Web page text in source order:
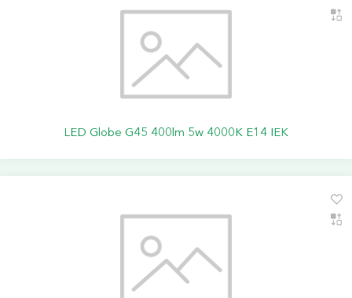
LED Globe G45 400lm 5w 4000K E14 IEK